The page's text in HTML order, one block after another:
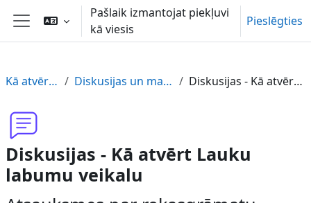
Atvērt galveno saturu
Sānu panelis
Pašlaik izmantojat piekļuvi
kā viesis
Pieslēgties
Kā atvērt LL veikalu Diskusijas un materiāla novērtējums. Diskusijas - Kā atvērt Lauku labumu veikalu
Diskusijas - Kā atvērt Lauku
labumu veikalu